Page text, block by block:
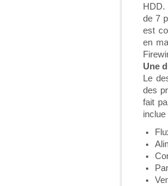
HDD.
de 7
est
en
Une
Le
des
fait